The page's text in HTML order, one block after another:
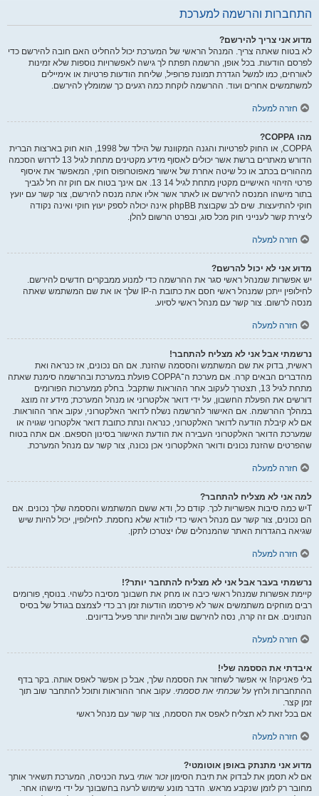
התחברות והרשמה למערכת
מדוע אני צריך להירשם?
לא בטוח שאתה צריך. המנהל הראשי של המערכת יכול להחליט האם חובה להירשם כדי
לפרסם הודעות. בכל אופן, הרשמה תפתח לך גישה לאפשרויות נוספות שלא זמינות
לאורחים, כמו למשל הגדרת תמונת פרופיל, שליחת הודעות פרטיות או אימיילים
למשתמשים אחרים ועוד. ההרשמה לוקחת כמה רגעים כך שמומלץ להירשם.
חזרה למעלה
מהו COPPA?
COPPA, או החוק לפרטיות והגנה המקוונת של הילד של 1998, הוא חוק בארצות הברית
הדורש מאתרים ברשת אשר יכולים לאסוף מידע מקטינים מתחת לגיל 13 לדרוש הסכמה
מההורים בכתב או כל שיטה אחרת של אישור מאפוטרופוס חוקי, המאפשר את איסוף
פרטי הזיהוי האישיים מקטין מתחת לגיל 14 13. אם אינך בטוח אם חוק זה חל לגביך
בתור מישהו המנסה להירשם או לאתר אשר אליו אתה מנסה להירשם, צור קשר עם יועץ
חוקי להתיעצות. שים לב שקבוצת phpBB אינה יכולה לספק יעוץ חוקי ואינה נקודה
ליצירת קשר לענייני חוק מכל סוג, ובפרט הרשום להלן.
חזרה למעלה
מדוע אני לא יכול להרשם?
יש אפשרות שמנהל ראשי סגר את ההרשמה כדי למנוע ממבקרים חדשים להירשם.
לחילופין ייתכן שמנהל ראשי חסם את כתובת ה-IP שלך או את שם המשתמש שאתה
מנסה לרשום. צור קשר עם מנהל ראשי לסיוע.
חזרה למעלה
נרשמתי אבל אני לא מצליח להתחבר!
ראשית, בדוק את שם המשתמש והססמה שהזנת. אם הם נכונים, אז כנראה ואת
מהדברים הבאים קרה. אם מערכת ה־COPPA פועלת במערכת ובהרשמה סימנת שאתה
מתחת לגיל 13, תצטרך לעקוב אחר ההוראות שתקבל. בחלק ממערכות הפורומים
דורשים את הפעלת החשבון, על ידי דואר אלקטרוני או מנהל המערכת; מידע זה מוצג
במהלך ההרשמה. אם האישור להרשמה נשלח לדואר האלקטרוני, עקוב אחר ההוראות.
אם לא קיבלת הודעה לדואר האלקטרוני, כנראה ונתת כתובת דואר אלקטרוני שגויה או
שמערכת הדואר האלקטרוני העבירה את הודעת האישור בסינון הספאם. אם אתה בטוח
שהפרטים שהזנת נכונים ודואר האלקטרוני אכן נכונה, צור קשר עם מנהל המערכת.
חזרה למעלה
למה אני לא מצליח להתחבר?
Tיש כמה סיבות אפשריות לכך. קודם כל, ודא ששם המשתמש והססמה שלך נכונים. אם
הם נכונים, צור קשר עם מנהל ראשי כדי לוודא שלא נחסמת. לחילופין, יכול להיות שיש
שגיאה בהגדרות האתר שהמנהלים שלו יצטרכו לתקן.
חזרה למעלה
נרשמתי בעבר אבל אני לא מצליח להתחבר יותר?!
קיימת אפשרות שמנהל ראשי כיבה או מחק את חשבונך מסיבה כלשהי. בנוסף, פורומים
רבים מוחקים משתמשים אשר לא פירסמו הודעות זמן רב כדי לצמצם בגודל של בסיס
הנתונים. אם זה קרה, נסה להירשם שוב ולהיות יותר פעיל בדיונים.
חזרה למעלה
איבדתי את הססמה שלי!
בלי פאניקה! אי אפשר לשחזר את הססמה שלך, אבל כן אפשר לאפס אותה. בקר בדף
ההתחברות ולחץ על שכחתי את ססמתי. עקוב אחר ההוראות ותוכל להתחבר שוב תוך
זמן קצר.
אם בכל זאת לא תצליח לאפס את הססמה, צור קשר עם מנהל ראשי
חזרה למעלה
מדוע אני מתנתק באופן אוטומטי?
אם לא תסמן את לבדוק את תיבת הסימוןזכור אותי בעת הכניסה, המערכת תשאיר אותך
מחובר רק לזמן שנקבע מראש. הדבר מונע שימוש לרעה בחשבונך על ידי מישהו אחר.